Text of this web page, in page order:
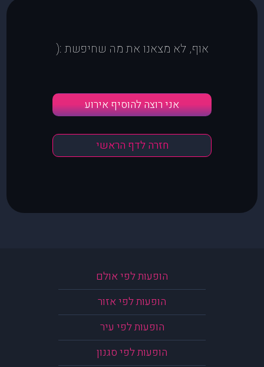
אוף, לא מצאנו את מה שחיפשת :(
אני רוצה להוסיף אירוע
חזרה לדף הראשי
הופעות לפי אולם
הופעות לפי אזור
הופעות לפי עיר
הופעות לפי סגנון